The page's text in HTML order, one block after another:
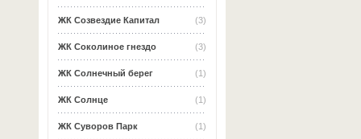
(3)
ЖК Созвездие Капитал
(3)
ЖК Соколиное гнездо
(1)
ЖК Солнечный берег
(1)
ЖК Солнце
(1)
ЖК Суворов Парк